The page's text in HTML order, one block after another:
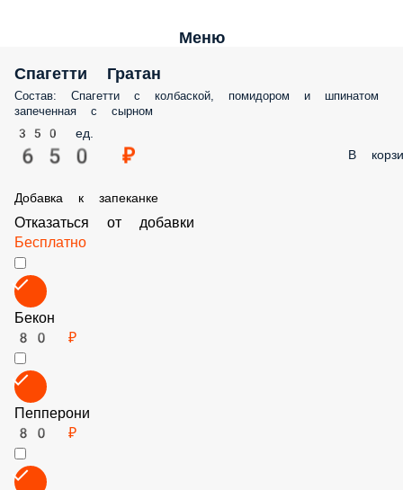
Меню
Спагетти Гратан
Состав: Спагетти с колбаской, помидором и шпинатом запеченная с
сырном
350 ед.
650 ₽ В
Добавка к запеканке
Отказаться от добавки
Бесплатно
Бекон
80 ₽
Пепперони
80 ₽